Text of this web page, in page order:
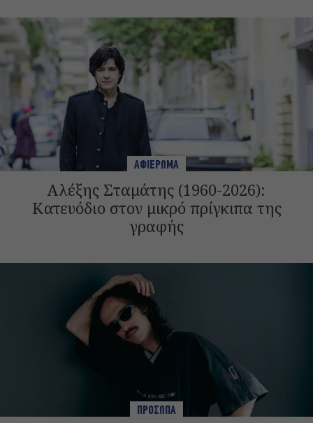
ΑΦΙΕΡΩΜΑ
Αλέξης Σταμάτης (1960-2026):
Κατευόδιο στον μικρό πρίγκιπα της
γραφής
ΠΡΟΣΩΠΑ